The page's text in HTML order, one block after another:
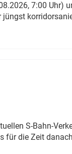
7:00 Uhr)
S-Bahn-
für die Zeit